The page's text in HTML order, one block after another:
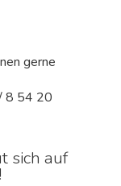
gerne
8 54 20
sich auf